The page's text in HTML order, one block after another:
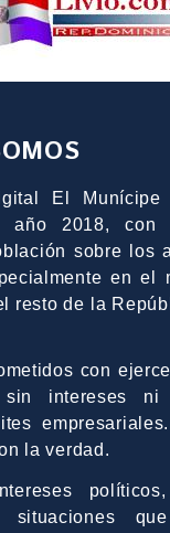
El
año 2018,
sobre los
en el
resto de la
con
sin intereses ni
la verdad.
situaciones que